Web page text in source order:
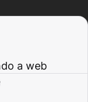
a web